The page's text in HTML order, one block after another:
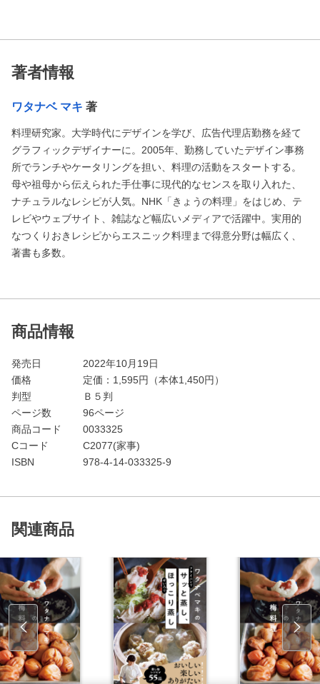
著者情報
ワタナベ マキ 著
料理研究家。大学時代にデザインを学び、広告代理店勤務を経て
グラフィックデザイナーに。2005年、勤務していたデザイン事務
所でランチやケータリングを担い、料理の活動をスタートする。
母や祖母から伝えられた手仕事に現代的なセンスを取り入れた、
ナチュラルなレシピが人気。NHK「きょうの料理」をはじめ、テ
レビやウェブサイト、雑誌など幅広いメディアで活躍中。実用的
なつくりおきレシピからエスニック料理まで得意分野は幅広く、
著書も多数。
商品情報
発売日
2022年10月19日
価格
定価： 1,595円（本体1,450円）
判型
Ｂ５判
ページ数
96ページ
商品コード
0033325
Cコード
C2077(家事)
ISBN
978-4-14-033325-9
関連商品